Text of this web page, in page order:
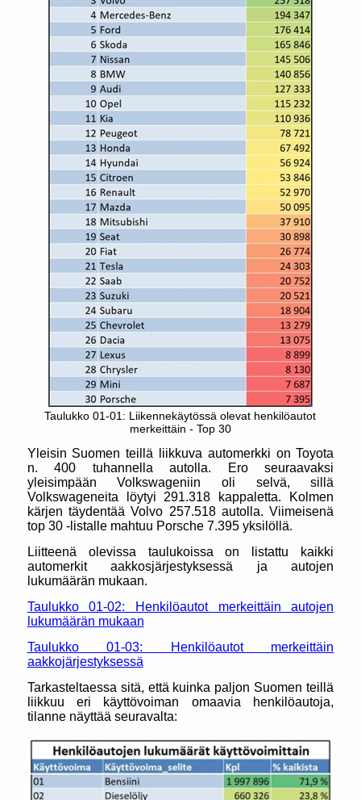
Taulukko 01-01: Liikennekäytössä olevat henkilöautot
merkeittäin - Top 30
Yleisin Suomen teillä liikkuva automerkki on Toyota
n. 400 tuhannella autolla. Ero seuraavaksi
yleisimpään Volkswageniin oli selvä, sillä
Volkswageneita löytyi 291.318 kappaletta. Kolmen
kärjen täydentää Volvo 257.518 autolla. Viimeisenä
top 30 -listalle mahtuu Porsche 7.395 yksilöllä.
Liitteenä olevissa taulukoissa on listattu kaikki
automerkit aakkosjärjestyksessä ja autojen
lukumäärän mukaan.
Taulukko 01-02: Henkilöautot merkeittäin autojen
lukumäärän mukaan
Taulukko 01-03: Henkilöautot merkeittäin
aakkojärjestyksessä
Tarkasteltaessa sitä, että kuinka paljon Suomen teillä
liikkuu eri käyttövoiman omaavia henkilöautoja,
tilanne näyttää seuravalta: